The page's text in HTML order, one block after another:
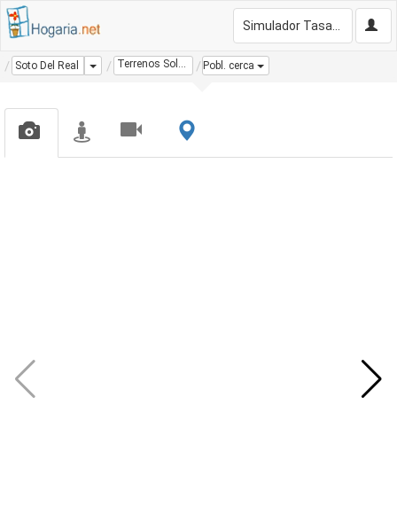
Soto Del Real Dropdown Terrenos Solares Pobl. cerca